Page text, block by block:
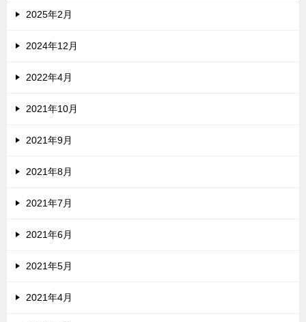
2025年2月
2024年12月
2022年4月
2021年10月
2021年9月
2021年8月
2021年7月
2021年6月
2021年5月
2021年4月